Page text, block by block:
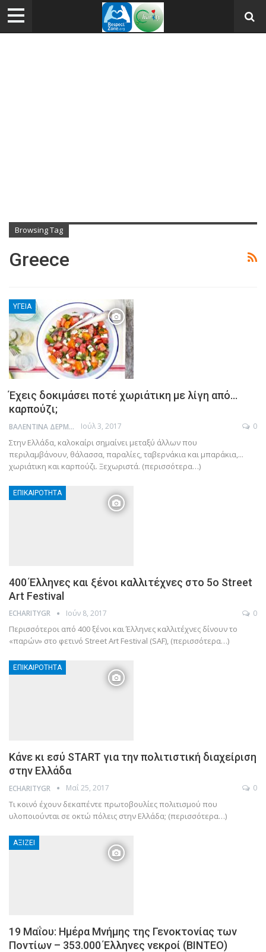
Browsing Tag
Greece
ΥΓΕΊΑ
Έχεις δοκιμάσει ποτέ χωριάτικη με λίγη από…
καρπούζι;
ΒΑΛΕΝΤΊΝΑ ΔΕΡΜΙΤΖΆΚΗ Ιούλ 3, 2017 0
Στην Ελλάδα, καλοκαίρι σημαίνει μεταξύ άλλων που
περιλαμβάνουν, θάλασσα, παραλίες, ταβερνάκια και μπαράκια,...
χωριάτικη και καρπούζι. Ξεχωριστά. (περισσότερα…)
ΕΠΙΚΑΙΡΌΤΗΤΑ
400 Έλληνες και ξένοι καλλιτέχνες στο 5ο Street
Art Festival
ECHARITYGR Ιούν 8, 2017 0
Περισσότεροι από 400 ξένοι και Έλληνες καλλιτέχνες δίνουν το
«παρών» στο φετινό Street Art Festival (SAF), (περισσότερα…)
ΕΠΙΚΑΙΡΌΤΗΤΑ
Κάνε κι εσύ START για την πολιτιστική διαχείριση
στην Ελλάδα
ECHARITYGR Μαΐ 25, 2017 0
Τι κοινό έχουν δεκαπέντε πρωτοβουλίες πολιτισμού που
υλοποιούνται σε οκτώ πόλεις στην Ελλάδα; (περισσότερα…)
ΑΞΊΖΕΙ
19 Μαΐου: Ημέρα Μνήμης της Γενοκτονίας των
Ποντίων – 353.000 Έλληνες νεκροί (ΒΙΝΤΕΟ)